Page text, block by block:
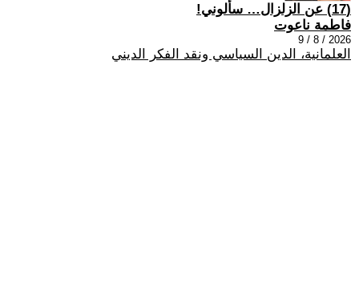
(17) عن الزلزال… سألوني!
فاطمة ناعوت
2026 / 8 / 9
العلمانية، الدين السياسي ونقد الفكر الديني